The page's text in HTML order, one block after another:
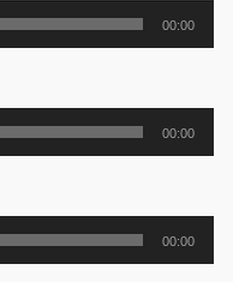
00:00
00:00
00:00